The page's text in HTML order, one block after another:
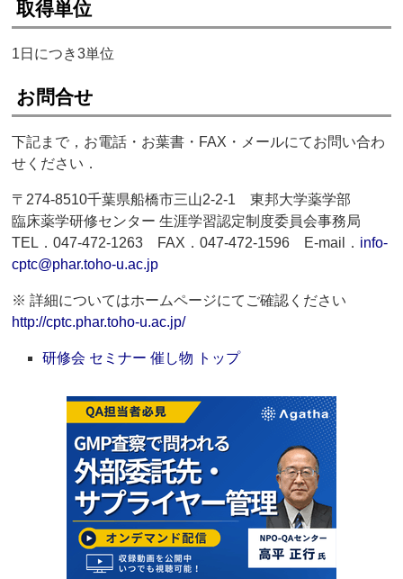
取得単位
1日につき3単位
お問合せ
下記まで，お電話・お葉書・FAX・メールにてお問い合わ
せください．
〒274-8510千葉県船橋市三山2-2-1 東邦大学薬学部
臨床薬学研修センター 生涯学習認定制度委員会事務局
TEL．047-472-1263 FAX．047-472-1596 E-mail． info-
cptc@phar.toho-u.ac.jp
※ 詳細についてはホームページにてご確認ください
http://cptc.phar.toho-u.ac.jp/
研修会 セミナー 催し物 トップ